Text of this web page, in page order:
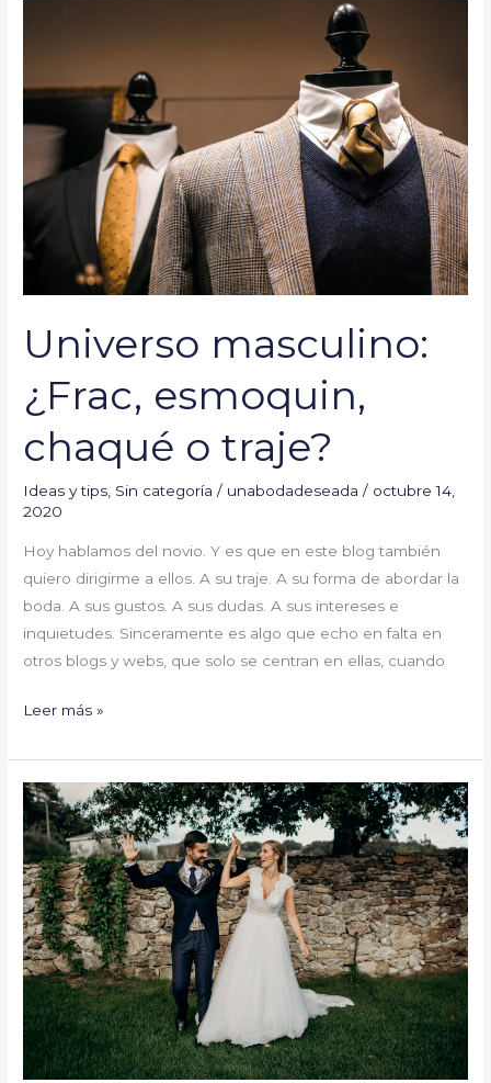
Universo masculino:
¿Frac, esmoquin,
chaqué o traje?
Ideas y tips Sin categoría / unabodadeseada/ octubre 14,
2020
Hoy hablamos del novio. Y es que en este blog también
quiero dirigirme a ellos. A su traje. A su forma de abordar la
boda. A sus gustos. A sus dudas. A sus intereses e
inquietudes. Sinceramente es algo que echo en falta en
otros blogs y webs, que solo se centran en ellas, cuando
esmoquin,
chaqué
traje?
Leer más »
Paula
y
Iago
#YaSeHanCasado